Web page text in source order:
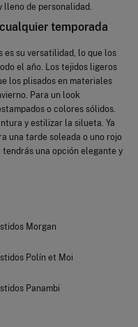
lleno de personalidad.
temporada
es su versatilidad, lo que los
el año. Los tejidos ligeros
los plisados en materiales
Para un look
o colores sólidos.
y estilizar la silueta. Ya
una tarde soleada o uno rojo
una opción elegante y
Morgan
Polín et Moi
Panambi